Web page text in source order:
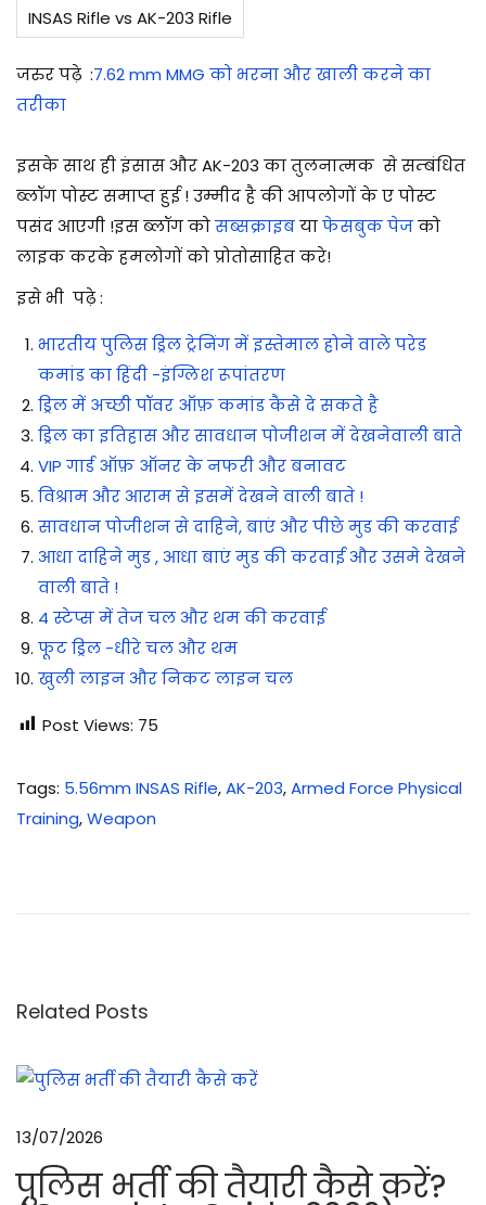
INSAS Rifle vs AK-203 Rifle
जरुर पढ़े :7.62 mm MMG को भरना और खाली करने का
तरीका
इसके साथ ही इंसास और AK-203 का तुलनात्मक से सम्बंधित
ब्लॉग पोस्ट समाप्त हुई ! उम्मीद है की आपलोगों के ए पोस्ट
पसंद आएगी !इस ब्लॉग कोसब्सक्राइबयाफेसबुक पेजको
लाइक करके हमलोगों को प्रोतोसाहित करे!
इसे भी पढ़े :
भारतीय पुलिस ड्रिल ट्रेनिंग में इस्तेमाल होने वाले परेड
कमांड का हिंदी -इंग्लिश रूपांतरण
ड्रिल में अच्छी पॉवर ऑफ़ कमांड कैसे दे सकते है
ड्रिल का इतिहास और सावधान पोजीशन में देखनेवाली बाते
VIP गार्ड ऑफ़ ऑनर के नफरी और बनावट
विश्राम और आराम से इसमें देखने वाली बाते !
सावधान पोजीशन से दाहिने, बाएं और पीछे मुड की करवाई
आधा दाहिने मुड , आधा बाएं मुड की करवाई और उसमे देखने
वाली बाते !
4 स्टेप्स में तेज चल और थम की करवाई
फूट ड्रिल -धीरे चल और थम
खुली लाइन और निकट लाइन चल
Post Views: 75
Tags: 5.56mm INSAS Rifle,AK-203,Armed Force Physical
Training,Weapon
ल्ड
ने
र
Related Posts
13/07/2026
पुलिस भर्ती की तैयारी कैसे करें?